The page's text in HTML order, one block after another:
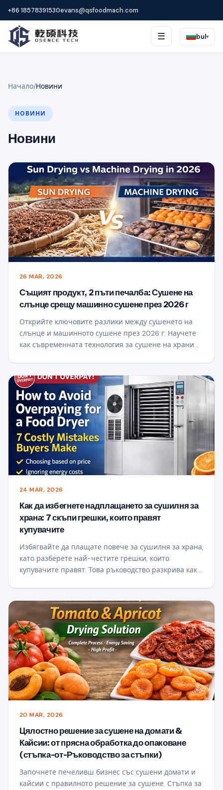
+86 18578391530evans@qsfoodmach.com
☰ bul▾
Начало/Новини
НОВИНИ
Новини
26 MAR, 2026
Същият продукт, 2 пъти печалба: Сушене на
слънце срещу машинно сушене през 2026 г
Открийте ключовите разлики между сушенето на
слънце и машинното сушене през 2026 г. Научете
как съвременната технология за сушене на храни
постигнете по-високи печалби със същите
суровини.
24 MAR, 2026
Как да избегнете надплащането за сушилня за
храна: 7 скъпи грешки, които правят
купувачите
Избягвайте да плащате повече за сушилня за храна,
като разберете най-честите грешки, които
купувачите правят. Това ръководство разкрива как
дизайна на въздушния поток и възвръщаемостта
на инвестициите – като ви помага да направите по-
интелигентна инвестиция и да увеличите
максимално печалбите си.
20 MAR, 2026
Цялостно решение за сушене на домати &
Кайсии: от прясна обработка до опаковане
(стъпка-от-Ръководство за стъпки)
Започнете печеливш бизнес със сушени домати и
кайсии с правилното решение за сушене. Стъпка за